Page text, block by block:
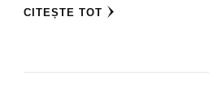
CITEȘTE TOT